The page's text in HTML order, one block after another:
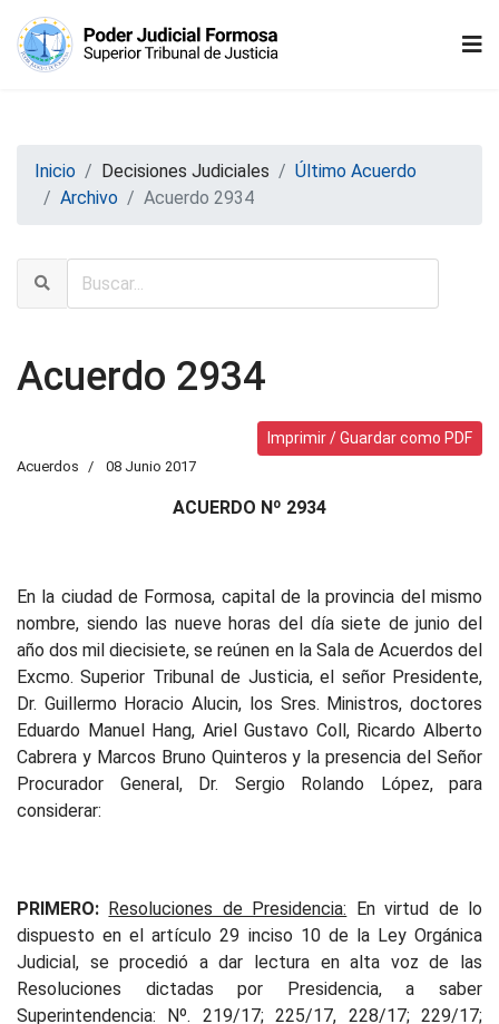
Inicio Decisiones Judiciales
Último Acuerdo
Archivo
Acuerdo 2934
Acuerdo 2934
Imprimir / Guardar como PDF
Acuerdos 08 Junio 2017
ACUERDO Nº 2934
En la ciudad de Formosa, capital de la provincia del mismo
nombre, siendo las nueve horas del día siete de junio del
año dos mil diecisiete, se reúnen en la Sala de Acuerdos del
Excmo. Superior Tribunal de Justicia, el señor Presidente,
Dr. Guillermo Horacio Alucin, los Sres. Ministros, doctores
Eduardo Manuel Hang, Ariel Gustavo Coll, Ricardo Alberto
Cabrera y Marcos Bruno Quinteros y la presencia del Señor
Procurador General, Dr. Sergio Rolando López, para
considerar:
PRIMERO: Resoluciones de Presidencia: En virtud de lo
dispuesto en el artículo 29 inciso 10 de la Ley Orgánica
Judicial, se procedió a dar lectura en alta voz de las
Resoluciones dictadas por Presidencia, a saber
Superintendencia: Nº. 219/17; 225/17, 228/17; 229/17;